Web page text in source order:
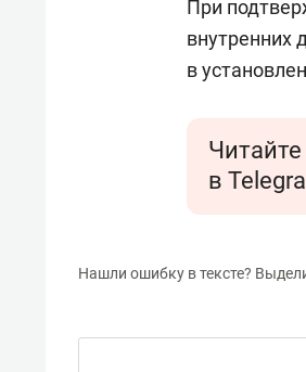
При
внутренних
в
в
Нашли ошибку в тексте?